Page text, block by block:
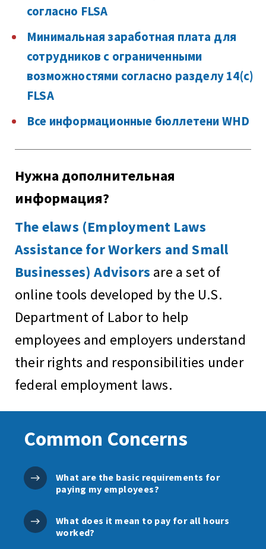
согласно FLSA
Минимальная заработная плата для
сотрудников с ограниченными
возможностями согласно разделу 14(c)
FLSA
Все информационные бюллетени WHD
Нужна дополнительная
информация?
The elaws (Employment Laws
Assistance for Workers and Small
Businesses) Advisors are a set of
online tools developed by the U.S.
Department of Labor to help
employees and employers understand
their rights and responsibilities under
federal employment laws.
Common Concerns
What are the basic requirements for
paying my employees?
What does it mean to pay for all hours
worked?